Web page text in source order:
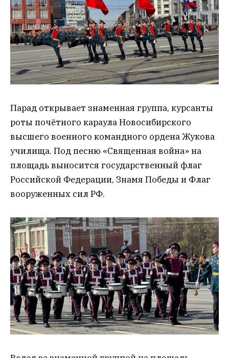
Парад открывает знаменная группа, курсанты
роты почётного караула Новосибирского
высшего военного командного ордена Жукова
училища. Под песню «Священная война» на
площадь выносится государственный флаг
Российской Федерации, Знамя Победы и Флаг
вооруженных сил РФ.